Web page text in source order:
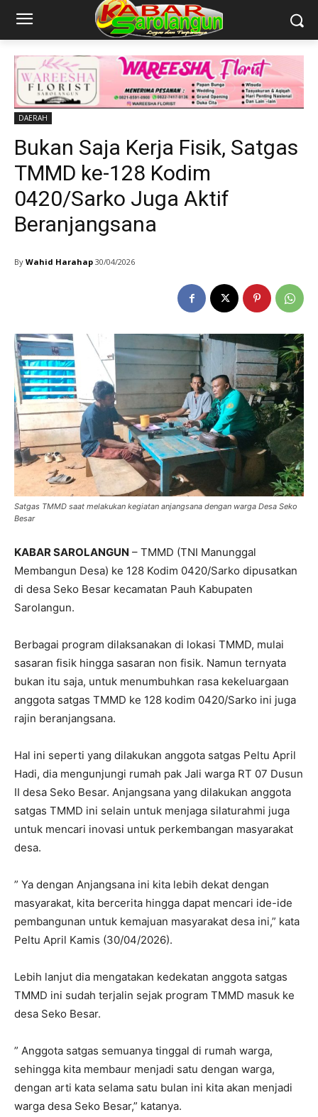
DAERAH
Bukan Saja Kerja Fisik, Satgas
TMMD ke-128 Kodim
0420/Sarko Juga Aktif
Beranjangsana
By Wahid Harahap 30/04/2026
Satgas TMMD saat melakukan kegiatan anjangsana dengan warga Desa Seko
Besar
KABAR SAROLANGUN – TMMD (TNI Manunggal
Membangun Desa) ke 128 Kodim 0420/Sarko dipusatkan
di desa Seko Besar kecamatan Pauh Kabupaten
Sarolangun.
Berbagai program dilaksanakan di lokasi TMMD, mulai
sasaran fisik hingga sasaran non fisik. Namun ternyata
bukan itu saja, untuk menumbuhkan rasa kekeluargaan
anggota satgas TMMD ke 128 kodim 0420/Sarko ini juga
rajin beranjangsana.
Hal ini seperti yang dilakukan anggota satgas Peltu April
Hadi, dia mengunjungi rumah pak Jali warga RT 07 Dusun
II desa Seko Besar. Anjangsana yang dilakukan anggota
satgas TMMD ini selain untuk menjaga silaturahmi juga
untuk mencari inovasi untuk perkembangan masyarakat
desa.
” Ya dengan Anjangsana ini kita lebih dekat dengan
masyarakat, kita bercerita hingga dapat mencari ide-ide
pembangunan untuk kemajuan masyarakat desa ini,” kata
Peltu April Kamis (30/04/2026).
Lebih lanjut dia mengatakan kedekatan anggota satgas
TMMD ini sudah terjalin sejak program TMMD masuk ke
desa Seko Besar.
” Anggota satgas semuanya tinggal di rumah warga,
sehingga kita membaur menjadi satu dengan warga,
dengan arti kata selama satu bulan ini kita akan menjadi
warga desa Seko Besar,” katanya.